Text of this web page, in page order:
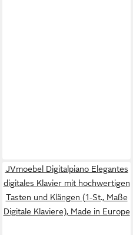
JVmoebel Digitalpiano Elegantes
digitales Klavier mit hochwertigen
Tasten und Klängen (1-St., Maße
Digitale Klaviere), Made in Europe